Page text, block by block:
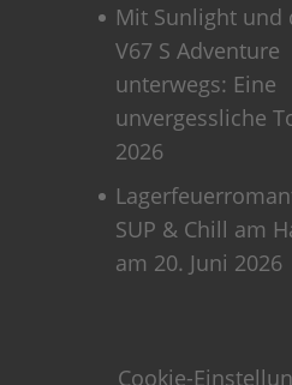
Mit Sunlight und
V67 S Adventure
unterwegs: Eine
unvergessliche
2026
SUP & Chill am
am 20. Juni 2026
Cookie-